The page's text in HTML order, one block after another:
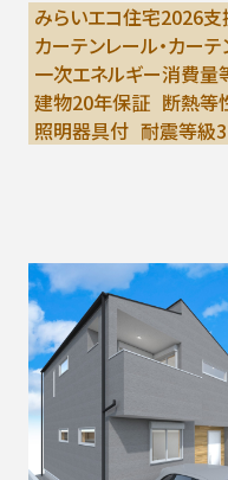
みらいエコ住宅2026
カーテンレール・カー
一次エネルギー消費量
建物20年保証 断熱等
照明器具付 耐震等級3